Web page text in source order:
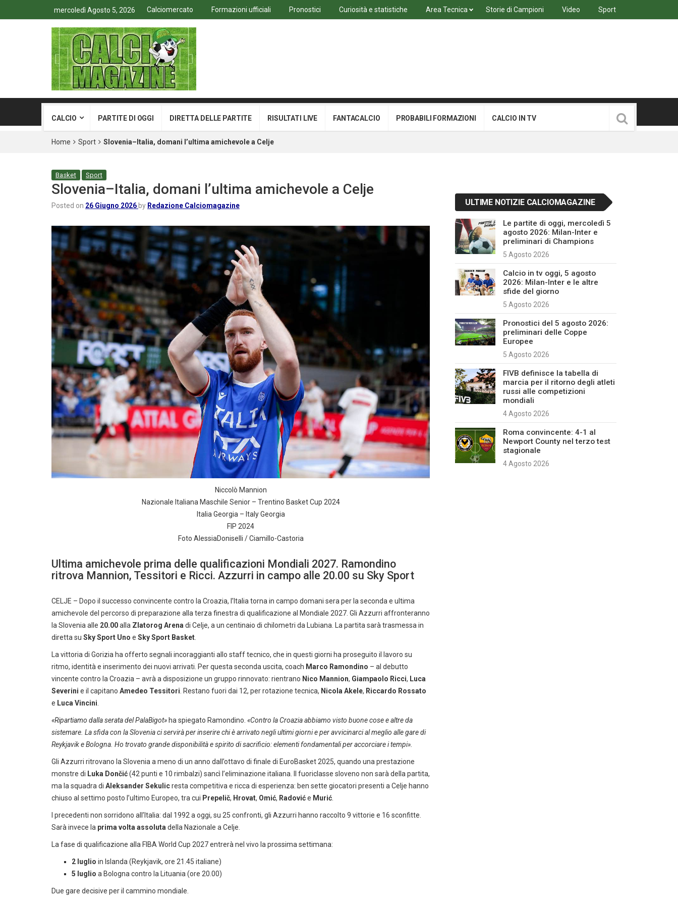
mercoledì Agosto 5, 2026 Calciomercato Formazioni ufficiali Pronostici Curiosità e statistiche Area Tecnica Storie di Campioni Video Sport
CALCIO PARTITE DI OGGI DIRETTA DELLE PARTITE RISULTATI LIVE FANTACALCIO PROBABILI FORMAZIONI CALCIO IN TV
Home Sport Slovenia–Italia, domani l’ultima amichevole a Celje
Basket Sport
Slovenia–Italia, domani l’ultima amichevole a Celje
Posted on 26 Giugno 2026 by Redazione Calciomagazine
Niccolò Mannion
Nazionale Italiana Maschile Senior – Trentino Basket Cup 2024
Italia Georgia – Italy Georgia
FIP 2024
Foto AlessiaDoniselli / Ciamillo-Castoria
Ultima amichevole prima delle qualificazioni Mondiali 2027. Ramondino
ritrova Mannion, Tessitori e Ricci. Azzurri in campo alle 20.00 su Sky Sport
CELJE – Dopo il successo convincente contro la Croazia, l’Italia torna in campo domani sera per la seconda e ultima
amichevole del percorso di preparazione alla terza finestra di qualificazione al Mondiale 2027. Gli Azzurri affronteranno
la Slovenia alle 20.00alla Zlatorog Arenadi Celje, a un centinaio di chilometri da Lubiana. La partita sarà trasmessa in
diretta su Sky Sport Uno e Sky Sport Basket.
La vittoria di Gorizia ha offerto segnali incoraggianti allo staff tecnico, che in questi giorni ha proseguito il lavoro su
ritmo, identità e inserimento dei nuovi arrivati. Per questa seconda uscita, coach Marco Ramondino – al debutto
vincente contro la Croazia – avrà a disposizione un gruppo rinnovato: rientrano Nico Mannion, Giampaolo Ricci, Luca
Severini e il capitano Amedeo Tessitori. Restano fuori dai 12, per rotazione tecnica, Nicola Akele, Riccardo Rossato
e Luca Vincini.
«Ripartiamo dalla serata del PalaBigot» ha spiegato Ramondino. «Contro la Croazia abbiamo visto buone cose e altre da
sistemare. La sfida con la Slovenia ci servirà per inserire chi è arrivato negli ultimi giorni e per avvicinarci al meglio alle gare di
Reykjavik e Bologna. Ho trovato grande disponibilità e spirito di sacrificio: elementi fondamentali per accorciare i tempi».
Gli Azzurri ritrovano la Slovenia a meno di un anno dall’ottavo di finale di EuroBasket 2025, quando una prestazione
monstre di Luka Dončić(42 punti e 10 rimbalzi) sancì l’eliminazione italiana. Il fuoriclasse sloveno non sarà della partita,
ma la squadra di Aleksander Sekulicresta competitiva e ricca di esperienza: ben sette giocatori presenti a Celje hanno
chiuso al settimo posto l’ultimo Europeo, tra cui Prepelič, Hrovat, Omić, Radoviće Murić.
I precedenti non sorridono all’Italia: dal 1992 a oggi, su 25 confronti, gli Azzurri hanno raccolto 9 vittorie e 16 sconfitte.
Sarà invece la prima volta assolutadella Nazionale a Celje.
La fase di qualificazione alla FIBA World Cup 2027 entrerà nel vivo la prossima settimana:
2 luglio in Islanda (Reykjavik, ore 21.45 italiane)
5 luglio a Bologna contro la Lituania (ore 20.00)
Due gare decisive per il cammino mondiale.
ULTIME NOTIZIE CALCIOMAGAZINE
Le partite di oggi, mercoledì 5
agosto 2026: Milan-Inter e
preliminari di Champions
5 Agosto 2026
Calcio in tv oggi, 5 agosto
2026: Milan-Inter e le altre
sfide del giorno
5 Agosto 2026
Pronostici del 5 agosto 2026:
preliminari delle Coppe
Europee
5 Agosto 2026
FIVB definisce la tabella di
marcia per il ritorno degli atleti
russi alle competizioni
mondiali
4 Agosto 2026
Roma convincente: 4-1 al
Newport County nel terzo test
stagionale
4 Agosto 2026